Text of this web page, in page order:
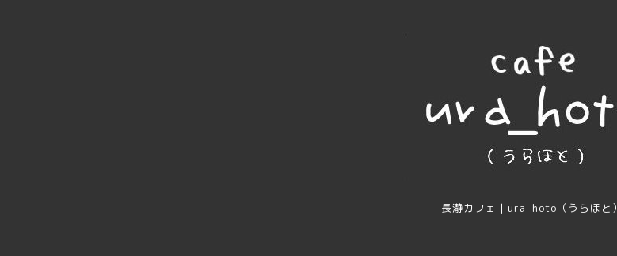
長瀞カフェ｜ura_hoto（うらほと）